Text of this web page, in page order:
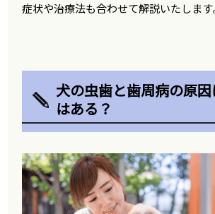
症状や治療法も合わせて解説いたします
犬の虫歯と歯周病の原
はある？